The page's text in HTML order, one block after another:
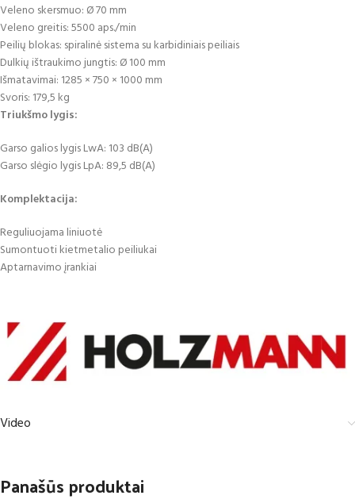
Veleno skersmuo: Ø 70 mm
Veleno greitis: 5500 aps./min
Peilių blokas: spiralinė sistema su karbidiniais peiliais
Dulkių ištraukimo jungtis: Ø 100 mm
Išmatavimai: 1285 × 750 × 1000 mm
Svoris: 179,5 kg
Triukšmo lygis:
Garso galios lygis LwA: 103 dB(A)
Garso slėgio lygis LpA: 89,5 dB(A)
Komplektacija:
Reguliuojama liniuotė
Sumontuoti kietmetalio peiliukai
Aptarnavimo įrankiai
Video
Panašūs produktai